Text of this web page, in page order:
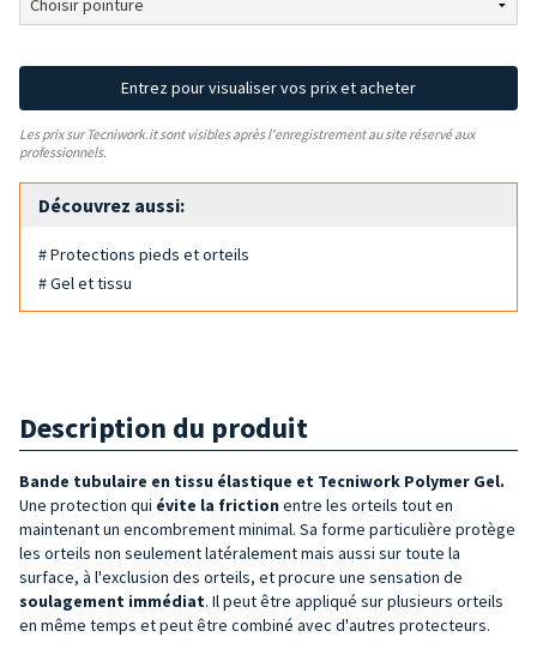
Entrez pour visualiser vos prix et acheter
Les prix sur Tecniwork.it sont visibles après l'enregistrement au site réservé aux
professionnels.
Découvrez aussi:
# Protections pieds et orteils
# Gel et tissu
Description du produit
Bande tubulaire en tissu élastique et Tecniwork Polymer Gel.
Une protection qui évite la friction entre les orteils tout en
maintenant un encombrement minimal. Sa forme particulière protège
les orteils non seulement latéralement mais aussi sur toute la
surface, à l'exclusion des orteils, et procure une sensation de
soulagement immédiat. Il peut être appliqué sur plusieurs orteils
en même temps et peut être combiné avec d'autres protecteurs.